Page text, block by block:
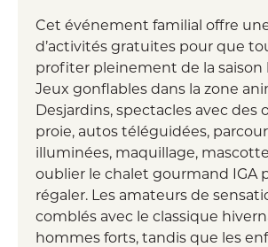
Cet événement familial offre
d’activités gratuites pour que
profiter pleinement de la saison
Jeux gonflables dans la zone
Desjardins, spectacles avec des
proie, autos téléguidées,
illuminées, maquillage,
oublier le chalet gourmand IGA
régaler. Les amateurs de
comblés avec le classique
hommes forts, tandis que les